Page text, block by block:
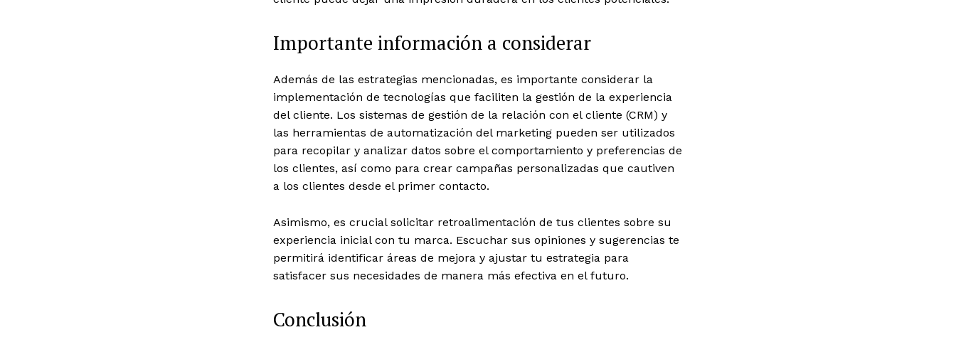
Importante información a considerar
Además de las estrategias mencionadas, es importante considerar la
implementación de tecnologías que faciliten la gestión de la experiencia
del cliente. Los sistemas de gestión de la relación con el cliente (CRM) y
las herramientas de automatización del marketing pueden ser utilizados
para recopilar y analizar datos sobre el comportamiento y preferencias de
los clientes, así como para crear campañas personalizadas que cautiven
a los clientes desde el primer contacto.
Asimismo, es crucial solicitar retroalimentación de tus clientes sobre su
experiencia inicial con tu marca. Escuchar sus opiniones y sugerencias te
permitirá identificar áreas de mejora y ajustar tu estrategia para
satisfacer sus necesidades de manera más efectiva en el futuro.
Conclusión